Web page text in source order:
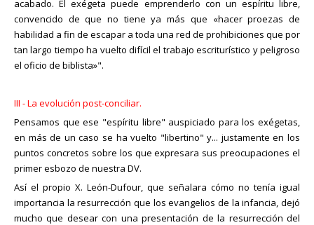
acabado. El exégeta puede emprenderlo con un espíritu libre,
convencido de que no tiene ya más que «hacer proezas de
habilidad a fin de escapar a toda una red de prohibiciones que por
tan largo tiempo ha vuelto difícil el trabajo escriturístico y peligroso
el oficio de biblista»".
III - La evolución post-conciliar.
Pensamos que ese "espíritu libre" auspiciado para los exégetas,
en más de un caso se ha vuelto "libertino" y... justamente en los
puntos concretos sobre los que expresara sus preocupaciones el
primer esbozo de nuestra DV.
Así el propio X. León-Dufour, que señalara cómo no tenía igual
importancia la resurrección que los evangelios de la infancia, dejó
mucho que desear con una presentación de la resurrección del